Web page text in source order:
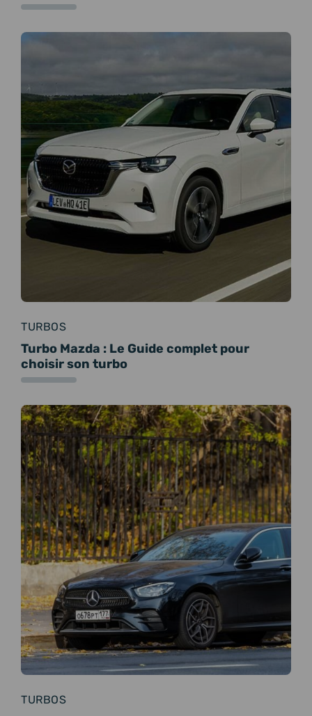
TURBOS
Turbo Mazda : Le Guide complet pour
choisir son turbo
TURBOS